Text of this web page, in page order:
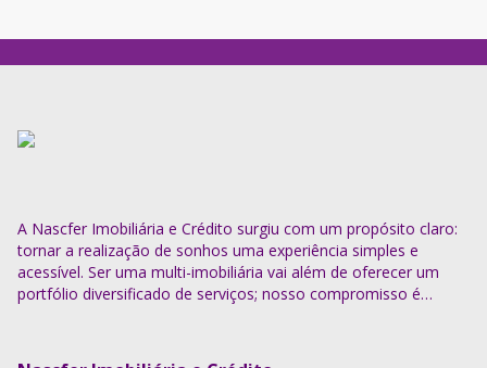
A Nascfer Imobiliária e Crédito surgiu com um propósito claro:
tornar a realização de sonhos uma experiência simples e
acessível. Ser uma multi-imobiliária vai além de oferecer um
portfólio diversificado de serviços; nosso compromisso é